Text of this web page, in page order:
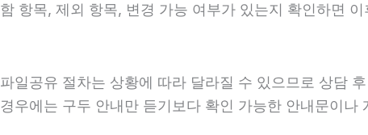
함 항목, 제외 항목, 변경 가능 여부가 있는지 확인하면
파일공유 절차는 상황에 따라 달라질 수 있으므로 상담
경우에는 구두 안내만 듣기보다 확인 가능한 안내문이나